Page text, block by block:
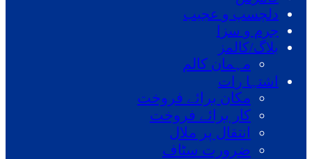
دلچسپ و عجیب
جرم و سزا
بلاگ/کالمز
مہمان کالم
اشتہا رات
مکان برائے فروخت
کار برائے فروخت
انتقال پر ملال
ضرورت سٹاف